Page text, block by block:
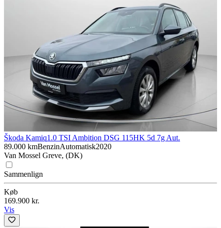
Škoda Kamiq1.0 TSI Ambition DSG 115HK 5d 7g Aut.
89.000 kmBenzinAutomatisk2020
Van Mossel Greve, (DK)
Sammenlign
Køb
169.900 kr.
Vis